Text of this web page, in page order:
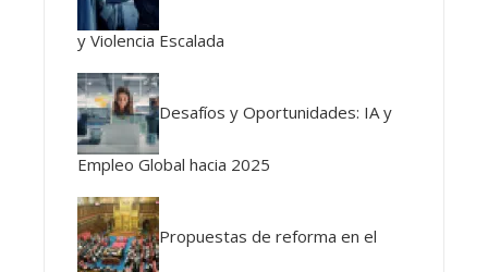
y Violencia Escalada
Desafíos y Oportunidades: IA y
Empleo Global hacia 2025
Propuestas de reforma en el